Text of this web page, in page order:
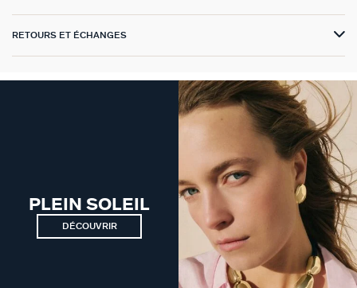
RETOURS ET ÉCHANGES
PLEIN SOLEIL
DÉCOUVRIR